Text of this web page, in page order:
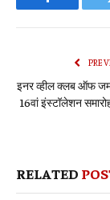
Facebook
इनर व्हील क्लब ऑफ
16वां इंस्टॉलेशन
RELATED